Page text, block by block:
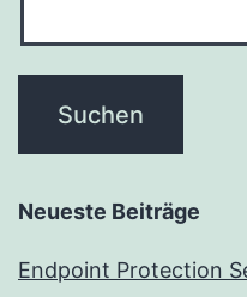
Neueste Beiträge
Endpoint Protection